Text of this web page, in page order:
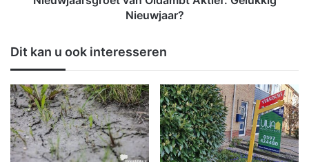
n
d
e
r
a
u
t
o
e
t
v
a
n
O
l
d
Nieuwjaar?
Dit kan u ook interesseren